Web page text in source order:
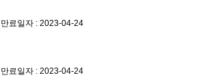
료일자 : 2023-04-24
료일자 : 2023-04-24